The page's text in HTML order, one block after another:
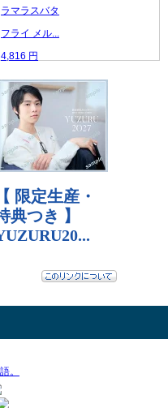
ラマラスバタ
フライ メル...
4,816 円
レビュー数：0